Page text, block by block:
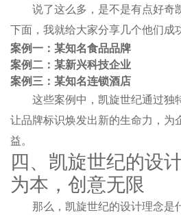
说了这么多，是不是有点好奇
下面，我就给大家分享几个他们成
案例一：某知名食品品牌
案例二：某新兴科技企业
案例三：某知名连锁酒店
这些案例中，凯旋世纪通过独
让品牌标识焕发出新的生命力，为
益。
四、凯旋世纪的设
为本，创意无限
那么，凯旋世纪的设计理念是